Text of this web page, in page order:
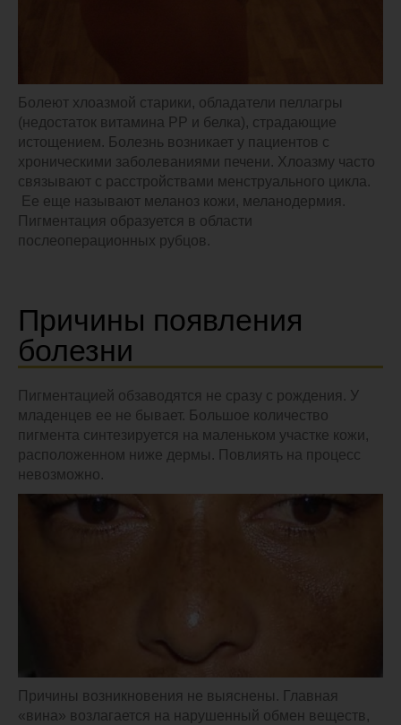
Болеют хлоазмой старики, обладатели пеллагры
(недостаток витамина РР и белка), страдающие
истощением. Болезнь возникает у пациентов с
хроническими заболеваниями печени. Хлоазму часто
связывают с расстройствами менструального цикла.
Ее еще называют меланоз кожи, меланодермия.
Пигментация образуется в области
послеоперационных рубцов.
Причины появления
болезни
Пигментацией обзаводятся не сразу с рождения. У
младенцев ее не бывает. Большое количество
пигмента синтезируется на маленьком участке кожи,
расположенном ниже дермы. Повлиять на процесс
невозможно.
Причины возникновения не выяснены. Главная
«вина» возлагается на нарушенный обмен веществ,